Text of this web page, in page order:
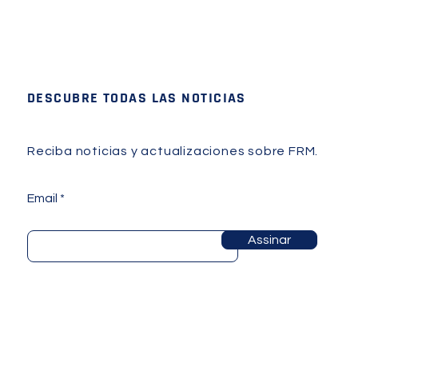
DESCUBRE TODAS LAS NOTICIAS
Reciba noticias y actualizaciones sobre FRM.
Email
Assinar